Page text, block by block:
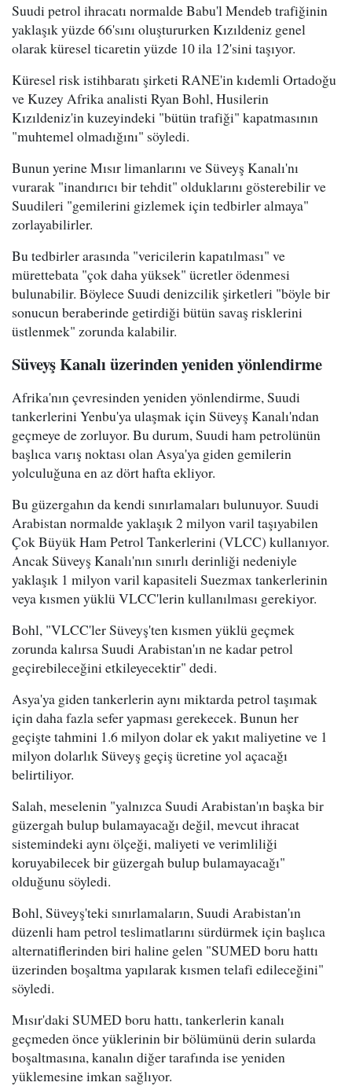
Suudi petrol ihracatı normalde Babu'l Mendeb trafiğinin
yaklaşık yüzde 66'sını oluştururken Kızıldeniz genel
olarak küresel ticaretin yüzde 10 ila 12'sini taşıyor.
Küresel risk istihbaratı şirketi RANE'in kıdemli Ortadoğu
ve Kuzey Afrika analisti Ryan Bohl, Husilerin
Kızıldeniz'in kuzeyindeki "bütün trafiği" kapatmasının
"muhtemel olmadığını" söyledi.
Bunun yerine Mısır limanlarını ve Süveyş Kanalı'nı
vurarak "inandırıcı bir tehdit" olduklarını gösterebilir ve
Suudileri "gemilerini gizlemek için tedbirler almaya"
zorlayabilirler.
Bu tedbirler arasında "vericilerin kapatılması" ve
mürettebata "çok daha yüksek" ücretler ödenmesi
bulunabilir. Böylece Suudi denizcilik şirketleri "böyle bir
sonucun beraberinde getirdiği bütün savaş risklerini
üstlenmek" zorunda kalabilir.
Süveyş Kanalı üzerinden yeniden yönlendirme
Afrika'nın çevresinden yeniden yönlendirme, Suudi
tankerlerini Yenbu'ya ulaşmak için Süveyş Kanalı'ndan
geçmeye de zorluyor. Bu durum, Suudi ham petrolünün
başlıca varış noktası olan Asya'ya giden gemilerin
yolculuğuna en az dört hafta ekliyor.
Bu güzergahın da kendi sınırlamaları bulunuyor. Suudi
Arabistan normalde yaklaşık 2 milyon varil taşıyabilen
Çok Büyük Ham Petrol Tankerlerini (VLCC) kullanıyor.
Ancak Süveyş Kanalı'nın sınırlı derinliği nedeniyle
yaklaşık 1 milyon varil kapasiteli Suezmax tankerlerinin
veya kısmen yüklü VLCC'lerin kullanılması gerekiyor.
Bohl, "VLCC'ler Süveyş'ten kısmen yüklü geçmek
zorunda kalırsa Suudi Arabistan'ın ne kadar petrol
geçirebileceğini etkileyecektir" dedi.
Asya'ya giden tankerlerin aynı miktarda petrol taşımak
için daha fazla sefer yapması gerekecek. Bunun her
geçişte tahmini 1.6 milyon dolar ek yakıt maliyetine ve 1
milyon dolarlık Süveyş geçiş ücretine yol açacağı
belirtiliyor.
Salah, meselenin "yalnızca Suudi Arabistan'ın başka bir
güzergah bulup bulamayacağı değil, mevcut ihracat
sistemindeki aynı ölçeği, maliyeti ve verimliliği
koruyabilecek bir güzergah bulup bulamayacağı"
olduğunu söyledi.
Bohl, Süveyş'teki sınırlamaların, Suudi Arabistan'ın
düzenli ham petrol teslimatlarını sürdürmek için başlıca
alternatiflerinden biri haline gelen "SUMED boru hattı
üzerinden boşaltma yapılarak kısmen telafi edileceğini"
söyledi.
Mısır'daki SUMED boru hattı, tankerlerin kanalı
geçmeden önce yüklerinin bir bölümünü derin sularda
boşaltmasına, kanalın diğer tarafında ise yeniden
yüklemesine imkan sağlıyor.